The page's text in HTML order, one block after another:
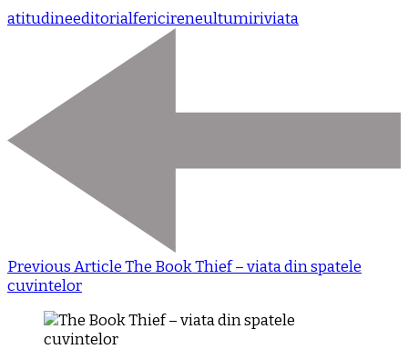
atitudineeditorialfericireneultumiriviata
Previous ArticleThe Book Thief – viata din spatele
cuvintelor